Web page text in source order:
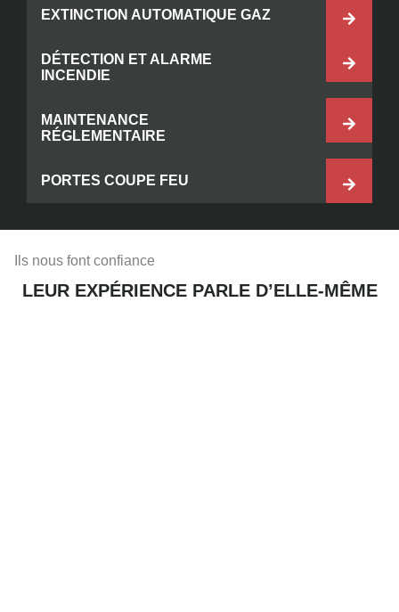
EXTINCTION AUTOMATIQUE GAZ
DÉTECTION ET ALARME
INCENDIE
MAINTENANCE
RÉGLEMENTAIRE
PORTES COUPE FEU
Ils nous font confiance
LEUR EXPÉRIENCE PARLE D’ELLE-MÊME